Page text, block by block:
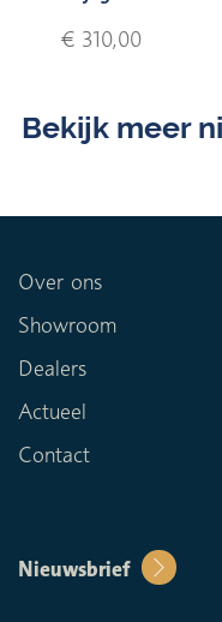
€ 310,00
Bekijk meer
Over ons
Showroom
Dealers
Actueel
Contact
Nieuwsbrief